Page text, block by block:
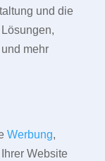
und die
Lösungen,
und mehr
Werbung,
Website